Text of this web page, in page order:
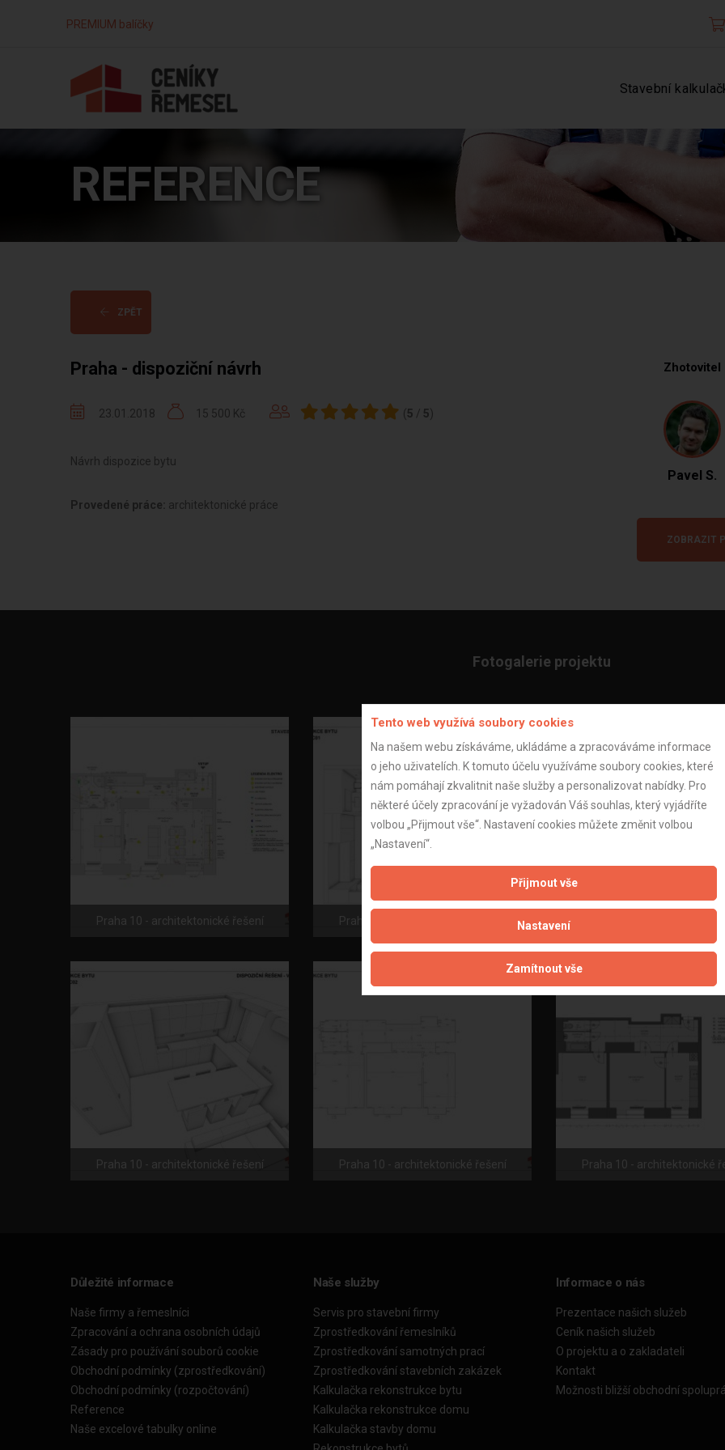
PREMIUM balíčky
Stavební
REFERENCE
ZPĚT
Praha - dispoziční návrh
23.01.2018 15 500 Kč ( 5 / 5)
Návrh dispozice bytu
Provedené práce: architektonické práce
Zhotovitel
Pavel S.
ZOBRAZIT
Fotogalerie projektu
Praha 10 - architektonické řešení Praha 10 - architektonické řešení Praha 10 - architektonické
Praha 10 - architektonické řešení Praha 10 - architektonické řešení Praha 10 - architektonické
Důležité informace
Naše firmy a řemeslníci
Zpracování a ochrana osobních údajů
Zásady pro používání souborů cookie
Obchodní podmínky (zprostředkování)
Obchodní podmínky (rozpočtování)
Reference
Naše excelové tabulky online
Naše služby
Servis pro stavební firmy
Zprostředkování řemeslníků
Zprostředkování samotných prací
Zprostředkování stavebních zakázek
Kalkulačka rekonstrukce bytu
Kalkulačka rekonstrukce domu
Kalkulačka stavby domu
Informace o nás
Prezentace našich služeb
Ceník našich služeb
O projektu a o zakladateli
Kontakt
Možnosti bližší obchodní
Tento web využívá soubory cookies
Na našem webu získáváme, ukládáme a zpracováváme informace
o jeho uživatelích. K tomuto účelu využíváme soubory cookies, které
nám pomáhají zkvalitnit naše služby a personalizovat nabídky. Pro
některé účely zpracování je vyžadován Váš souhlas, který vyjádříte
volbou „Přijmout vše“. Nastavení cookies můžete změnit volbou
„Nastavení“.
Přijmout vše
Nastavení
Zamítnout vše